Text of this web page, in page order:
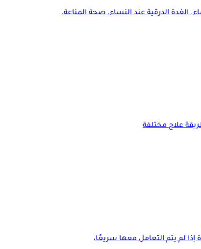
الغدة الدرقية عند النساء. صحة المناعة.
علاج مختلفة
لم يتم التعامل معها سريعًا،